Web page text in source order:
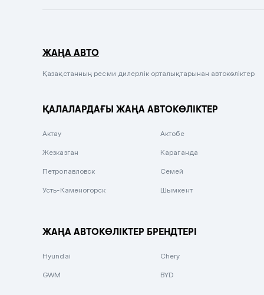
Сиреневый металлик
Вишневый
ЖАҢА АВТО
Қазақстанның ресми дилерлік орталықтарынан автокөліктер
ҚАЛАЛАРДАҒЫ ЖАҢА АВТОКӨЛІКТЕР
Актау Актобе
Жезказган Караганда
Петропавловск Семей
Усть-Каменогорск Шымкент
ЖАҢА АВТОКӨЛІКТЕР БРЕНДТЕРІ
Hyundai Chery
GWM BYD